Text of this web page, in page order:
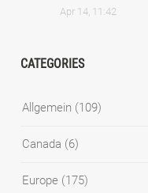
Apr 14, 11:42
CATEGORIES
Allgemein (109)
Canada (6)
Europe (175)